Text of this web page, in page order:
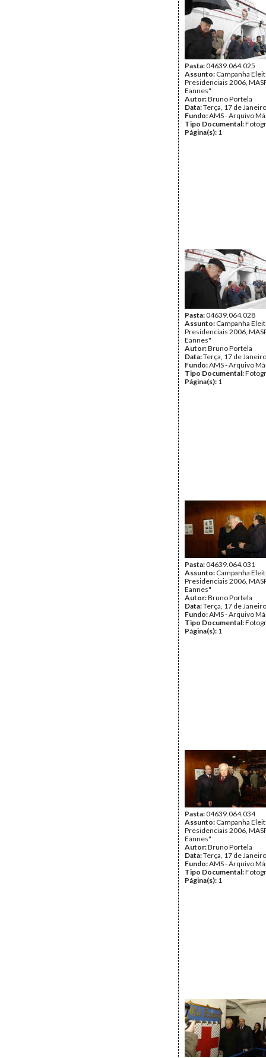
Pasta:04639.064.025
Assunto: Campanha
Presidenciais 2006,
Eannes"
Autor:Bruno Portela
Data:Terça, 17 de
Fundo:AMS - Arquivo
Tipo Documental:
Página(s): 1
Pasta:04639.064.028
Assunto: Campanha
Presidenciais 2006,
Eannes"
Autor:Bruno Portela
Data:Terça, 17 de
Fundo:AMS - Arquivo
Tipo Documental:
Página(s): 1
Pasta:04639.064.031
Assunto: Campanha
Presidenciais 2006,
Eannes"
Autor:Bruno Portela
Data:Terça, 17 de
Fundo:AMS - Arquivo
Tipo Documental:
Página(s): 1
Pasta:04639.064.034
Assunto: Campanha
Presidenciais 2006,
Eannes"
Autor:Bruno Portela
Data:Terça, 17 de
Fundo:AMS - Arquivo
Tipo Documental:
Página(s): 1